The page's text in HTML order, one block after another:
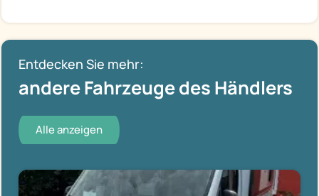
Entdecken Sie mehr:
andere Fahrzeuge des Händlers
Alle anzeigen